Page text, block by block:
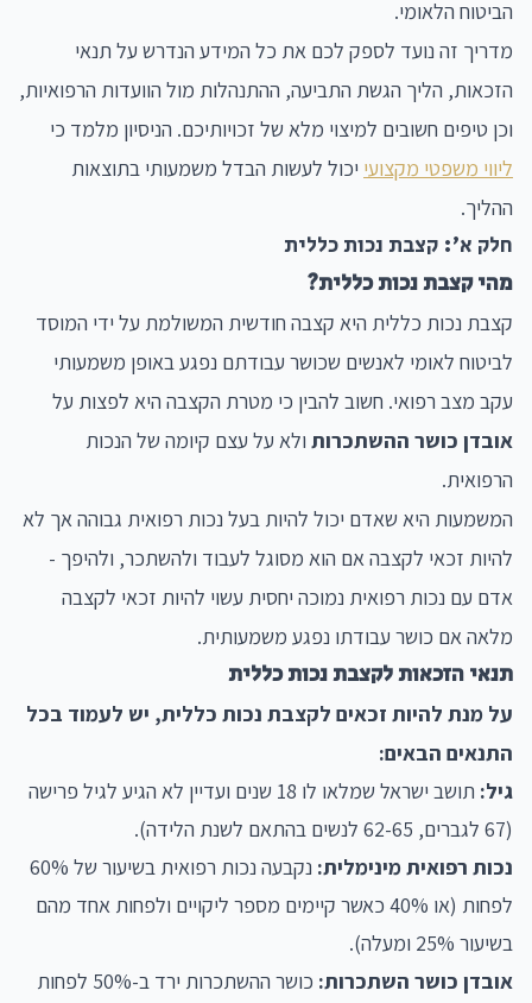
הביטוח הלאומי.
מדריך זה נועד לספק לכם את כל המידע הנדרש על תנאי
הזכאות, הליך הגשת התביעה, ההתנהלות מול הוועדות הרפואיות,
וכן טיפים חשובים למיצוי מלא של זכויותיכם. הניסיון מלמד כי
ליווי משפטי מקצועי יכול לעשות הבדל משמעותי בתוצאות
ההליך.
חלק א': קצבת נכות כללית
מהי קצבת נכות כללית?
קצבת נכות כללית היא קצבה חודשית המשולמת על ידי המוסד
לביטוח לאומי לאנשים שכושר עבודתם נפגע באופן משמעותי
עקב מצב רפואי. חשוב להבין כי מטרת הקצבה היא לפצות על
אובדן כושר ההשתכרות ולא על עצם קיומה של הנכות
הרפואית.
המשמעות היא שאדם יכול להיות בעל נכות רפואית גבוהה אך לא
להיות זכאי לקצבה אם הוא מסוגל לעבוד ולהשתכר, ולהיפך -
אדם עם נכות רפואית נמוכה יחסית עשוי להיות זכאי לקצבה
מלאה אם כושר עבודתו נפגע משמעותית.
תנאי הזכאות לקצבת נכות כללית
על מנת להיות זכאים לקצבת נכות כללית, יש לעמוד בכל
התנאים הבאים:
גיל:
תושב ישראל שמלאו לו 18 שנים ועדיין לא הגיע לגיל פרישה
(67 לגברים, 62-65 לנשים בהתאם לשנת הלידה).
נכות רפואית מינימלית:
נקבעה נכות רפואית בשיעור של 60%
לפחות (או 40% כאשר קיימים מספר ליקויים ולפחות אחד מהם
בשיעור 25% ומעלה).
אובדן כושר השתכרות:
כושר ההשתכרות ירד ב-50% לפחות